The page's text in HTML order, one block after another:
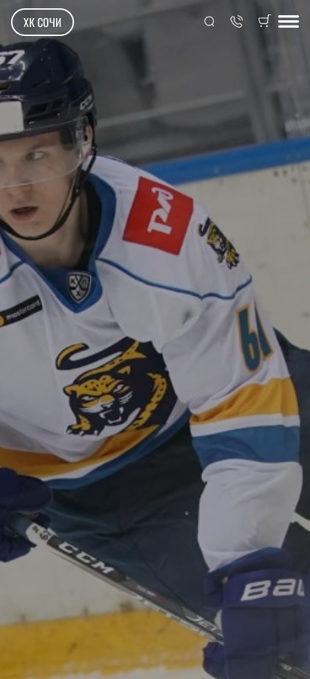
ХК СОЧИ